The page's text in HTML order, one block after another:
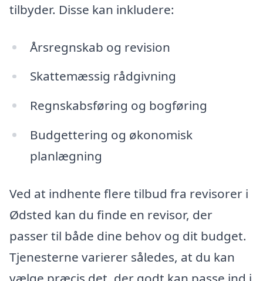
tilbyder. Disse kan inkludere:
Årsregnskab og revision
Skattemæssig rådgivning
Regnskabsføring og bogføring
Budgettering og økonomisk
planlægning
Ved at indhente flere tilbud fra revisorer i
Ødsted kan du finde en revisor, der
passer til både dine behov og dit budget.
Tjenesterne varierer således, at du kan